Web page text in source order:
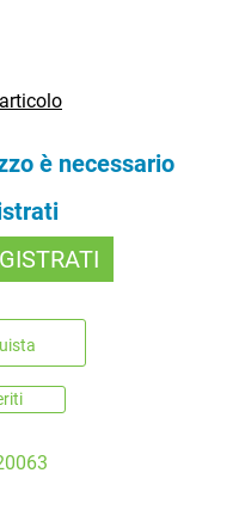
è necessario